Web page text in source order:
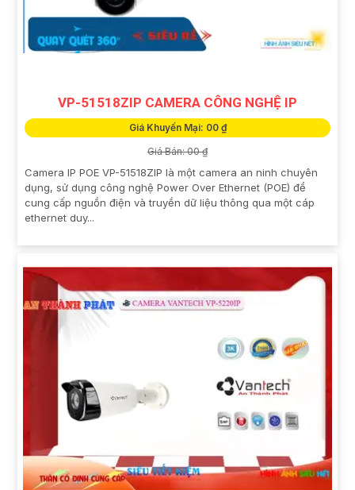
VP-51518ZIP CAMERA CÔNG NGHỆ IP
Giá Khuyến Mại: 00 ₫
Giá Bán: 00 ₫
Camera IP POE VP-51518ZIP là một camera an ninh chuyên
dụng, sử dụng công nghệ Power Over Ethernet (POE) để
cung cấp nguồn điện và truyền dữ liệu thông qua một cáp
ethernet duy...